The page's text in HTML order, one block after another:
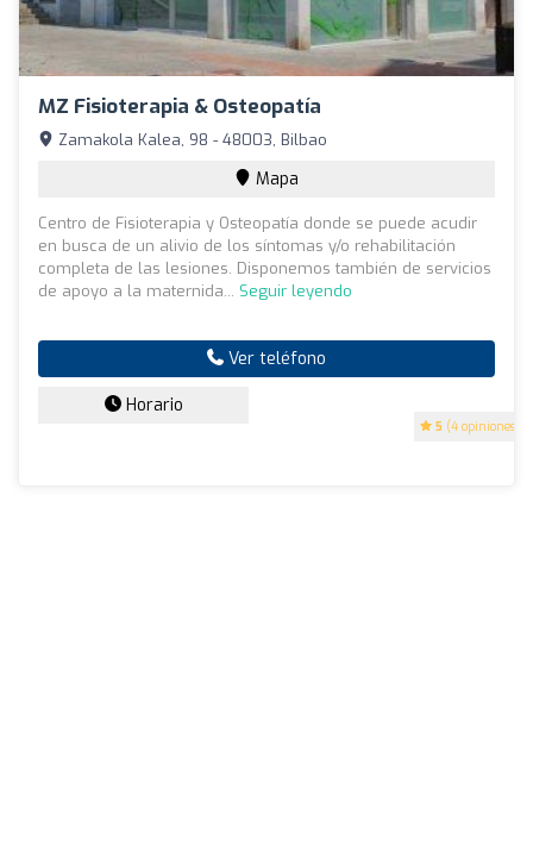
MZ Fisioterapia & Osteopatía
5 (4 opiniones)
Zamakola Kalea, 98 - 48003, Bilbao
Mapa
Centro de Fisioterapia y Osteopatía donde se puede acudir
en busca de un alivio de los síntomas y/o rehabilitación
completa de las lesiones. Disponemos también de servicios
de apoyo a la maternida... Seguir leyendo
Ver teléfono
Horario